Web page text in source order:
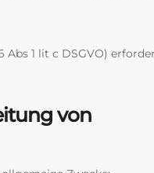
1 lit c DSGVO)
von